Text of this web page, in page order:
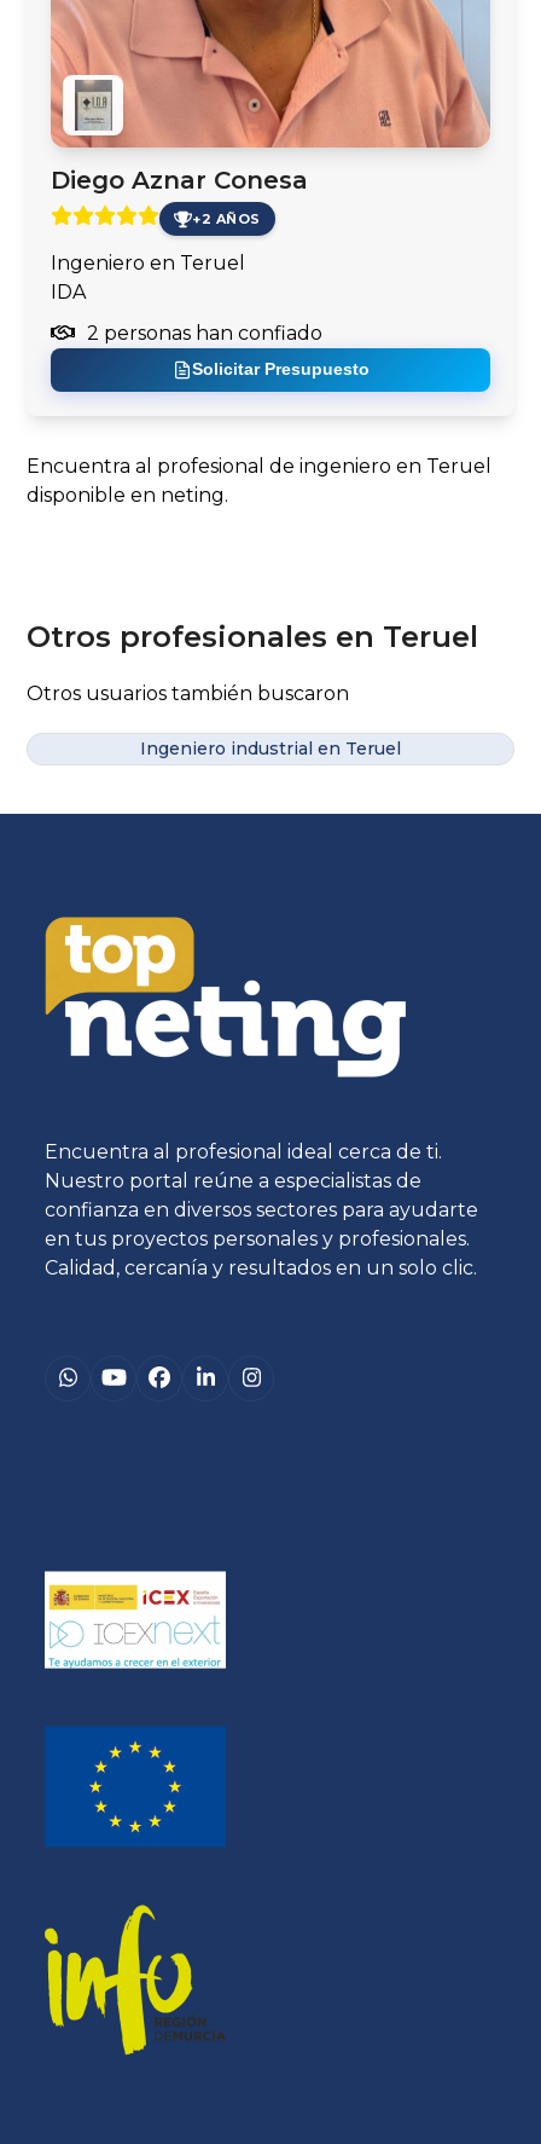
Diego Aznar Conesa
+2 AÑOS
Ingeniero en Teruel
IDA
2 personas han confiado
Solicitar Presupuesto
Encuentra al profesional de ingeniero en Teruel
disponible en neting.
Otros profesionales en Teruel
Otros usuarios también buscaron
Ingeniero industrial en Teruel
Encuentra al profesional ideal cerca de ti.
Nuestro portal reúne a especialistas de
confianza en diversos sectores para ayudarte
en tus proyectos personales y profesionales.
Calidad, cercanía y resultados en un solo clic.
Whatsapp
YouTubeFacebook
LinkedInInstagram